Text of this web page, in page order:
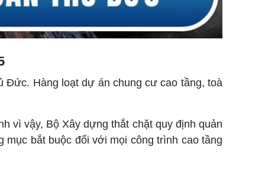
Đức. Hàng loạt dự án chung cư cao tầng, toà
vì vậy, Bộ Xây dựng thắt chặt quy định quản
bắt buộc đối với mọi công trình cao tầng